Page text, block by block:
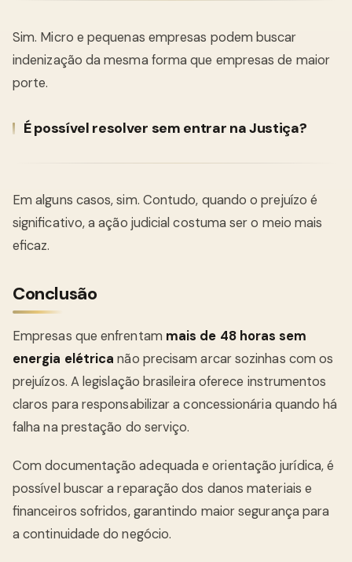
Sim. Micro e pequenas empresas podem buscar
indenização da mesma forma que empresas de maior
porte.
É possível resolver sem entrar na Justiça?
Em alguns casos, sim. Contudo, quando o prejuízo é
significativo, a ação judicial costuma ser o meio mais
eficaz.
Conclusão
Empresas que enfrentam mais de 48 horas sem
energia elétrica não precisam arcar sozinhas com os
prejuízos. A legislação brasileira oferece instrumentos
claros para responsabilizar a concessionária quando há
falha na prestação do serviço.
Com documentação adequada e orientação jurídica, é
possível buscar a reparação dos danos materiais e
financeiros sofridos, garantindo maior segurança para
a continuidade do negócio.